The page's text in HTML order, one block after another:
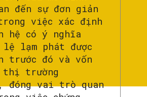
đến sự đơn giản
việc xác định
hệ có ý nghĩa
lạm phát được
trước đó và vốn
thị trường
đóng vai trò quan